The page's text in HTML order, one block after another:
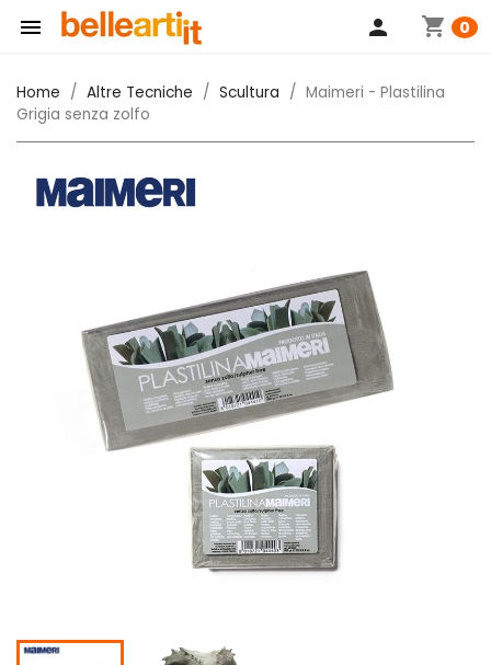
 shopping_cart 0
person
Home Altre Tecniche Scultura
Maimeri - Plastilina
Grigia senza zolfo